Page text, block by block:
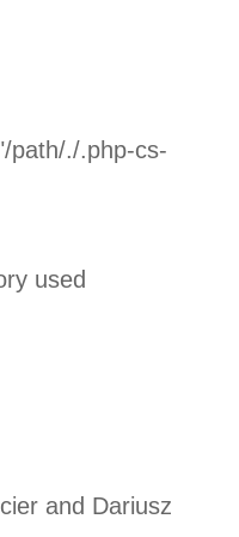
path/./.php-cs-
used
and Dariusz